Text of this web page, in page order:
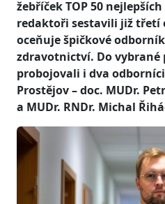
žebříček TOP 50
redaktoři sestavili již třetí
oceňuje špičkové
zdravotnictví. Do vybrané
probojovali i dva odborníci
Prostějov – doc. MUDr.
a MUDr. RNDr. Michal